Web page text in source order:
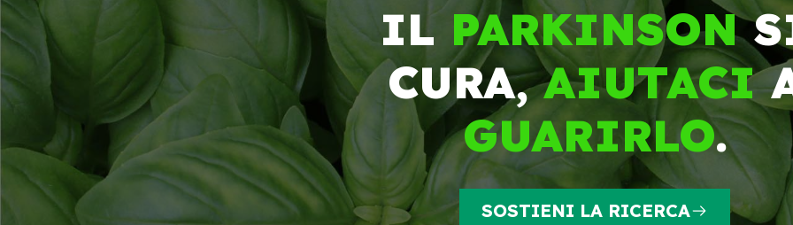
IL PARKINSON
CURA,AIUTACI
GUARIRLO.
SOSTIENI LA RICERCA